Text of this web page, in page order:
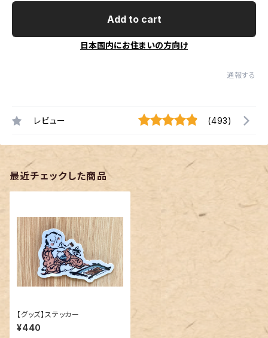
Add to cart
日本国内にお住まいの方向け
通報する
レビュー (493)
最近チェックした商品
【グッズ】ステッカー
¥440